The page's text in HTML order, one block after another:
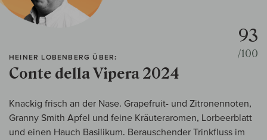
HEINER LOBENBERG ÜBER:
Conte della Vipera 2024
93
/100
Knackig frisch an der Nase. Grapefruit- und Zitronennoten,
Granny Smith Apfel und feine Kräuteraromen, Lorbeerblatt
und einen Hauch Basilikum. Berauschender Trinkfluss im